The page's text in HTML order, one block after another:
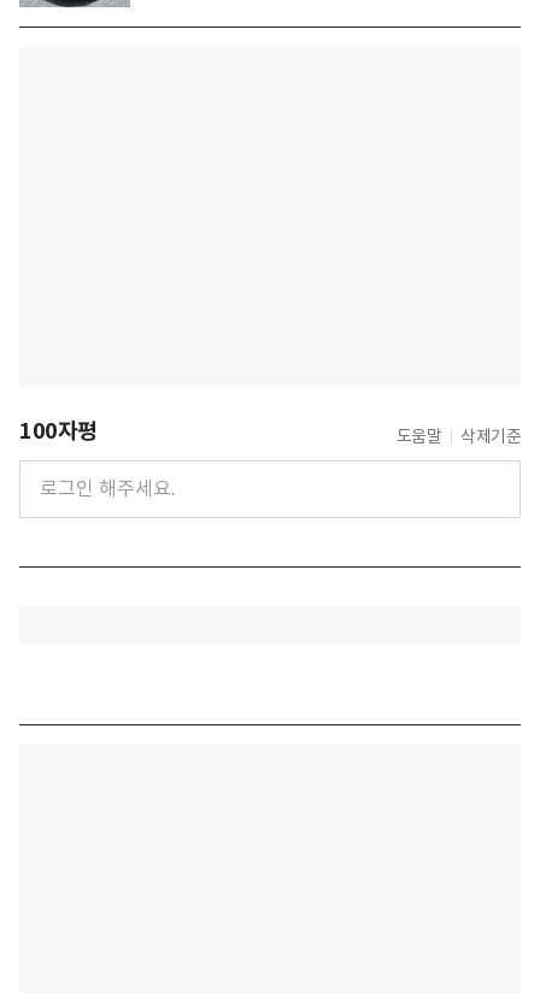
100자평 도움말 삭제기준